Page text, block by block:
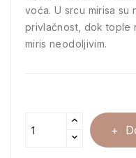
voća. U srcu mirisa
privlačnost, dok tople
miris neodoljivim.